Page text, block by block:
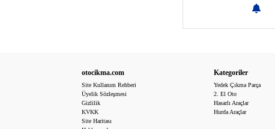
otocikma.com
Site Kullanım Rehberi
Üyelik Sözleşmesi
Gizlilik
KVKK
Site Haritası
Kategoriler
Yedek Çıkma Parça
2. El Oto
Hasarlı Araçlar
Hurda Araçlar